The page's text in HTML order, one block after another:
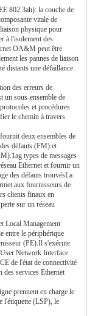
802.3ah): la couche de
vitale de
physique pour
à l'isolement des
OA&M peut être
les pannes de liaison
distants une défaillance
des erreurs de
un sous-ensemble de
et procédures
le chemin à travers
deux ensembles de
défauts (FM) et
types de messages
Ethernet et fournir un
des défauts trouvésLa
aux fournisseurs de
clients finaux en
sur un réseau
Local Management
entre le périphérique
(PE).Il s'exécute
Network Interface
de l'état de connectivité
des services Ethernet
prennent en charge le
l'étiquette (LSP), le